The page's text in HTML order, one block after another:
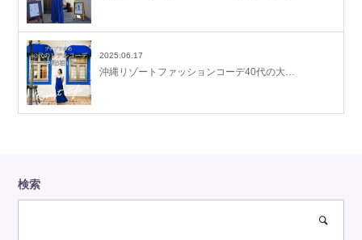
2025.06.17
沖縄リゾートファッションコーデ40代の大…
検索